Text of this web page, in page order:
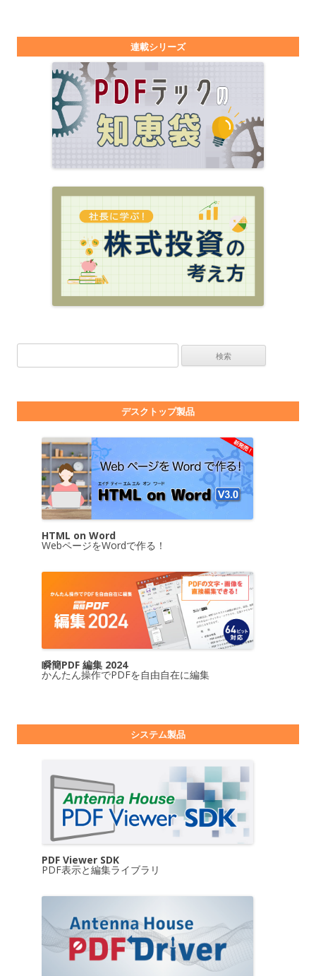
連載シリーズ
デスクトップ製品
HTML on Word
WebページをWordで作る！
瞬簡PDF 編集 2024
かんたん操作でPDFを自由自在に編集
システム製品
PDF Viewer SDK
PDF表示と編集ライブラリ